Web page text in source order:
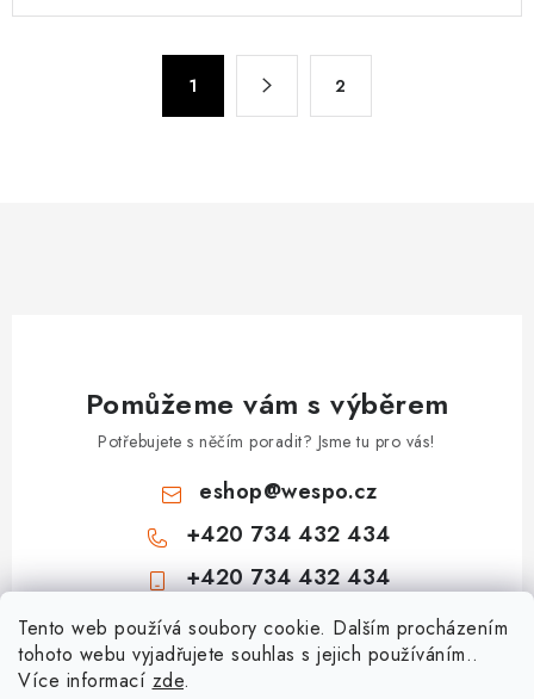
Tento web používá soubory cookie. Dalším procházením
tohoto webu vyjadřujete souhlas s jejich používáním..
Více informací zde.
1 2
Pomůžeme vám s výběrem
Potřebujete s něčím poradit? Jsme tu pro vás!
eshop@wespo.cz
+420 734 432 434
+420 734 432 434
Informace pro vás